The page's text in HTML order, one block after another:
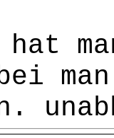
hat